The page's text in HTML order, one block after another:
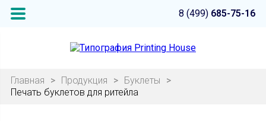
8 (499) 685-75-16
Главная > Продукция > Буклеты
>
Печать буклетов для ритейла